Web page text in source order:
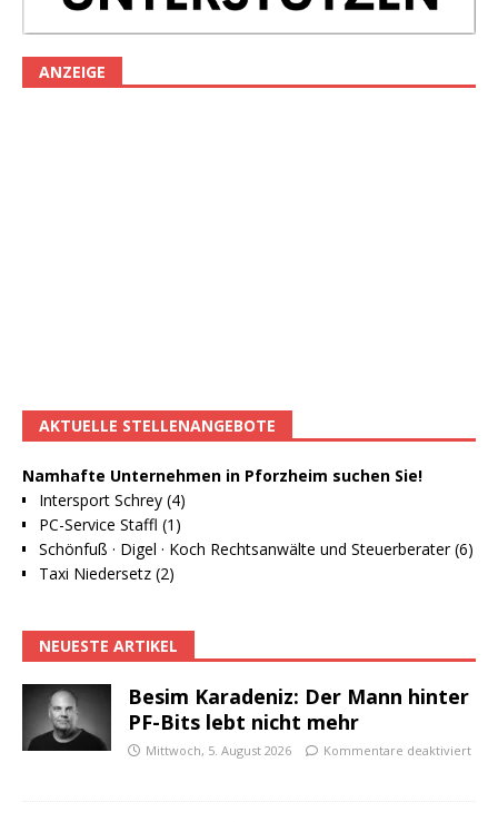
ANZEIGE
AKTUELLE STELLENANGEBOTE
Namhafte Unternehmen in Pforzheim suchen Sie!
Intersport Schrey (4)
PC-Service Staffl (1)
Schönfuß · Digel · Koch Rechtsanwälte und Steuerberater (6)
Taxi Niedersetz (2)
NEUESTE ARTIKEL
Besim Karadeniz: Der Mann hinter
PF-Bits lebt nicht mehr
Mittwoch, 5. August 2026 Kommentare deaktiviert